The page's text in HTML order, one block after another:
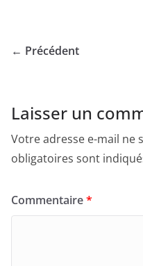
← Précédent
Laisser un
Votre adresse e-mail ne
obligatoires sont
Commentaire*